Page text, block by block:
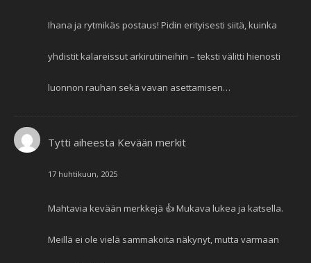
Ihana ja rytmikäs postaus! Pidin erityisesti siitä, kuinka
yhdistit kalareissut arkirutiineihin – teksti välitti hienosti
luonnon rauhan sekä vavan asettamisen…
Tytti aiheesta Kevään merkit
17 huhtikuun, 2025
Mahtavia kevään merkkejä 👍 Mukava lukea ja katsella.
Meillä ei ole vielä sammakoita näkynyt, mutta varmaan